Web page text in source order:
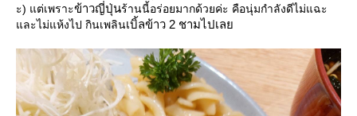
ะ) แต่เพราะข้าวญี่ปุ่นร้านนี้อร่อยมากด้วยค่ะ คือนุ่มกำลังดีไม่แฉะ
ละไม่แห้งไป กินเพลินเบิ้ลข้าว 2 ชามไปเล